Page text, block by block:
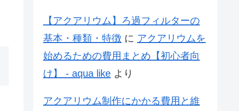
【アクアリウム】ろ過フィルターの
基本・種類・特徴 に アクアリウムを
始めるための費用まとめ【初心者向
け】 - aqua like より
アクアリウム制作にかかる費用と維